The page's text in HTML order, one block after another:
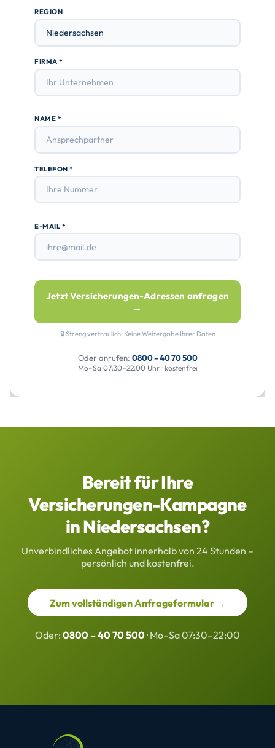
REGION
FIRMA *
NAME *
TELEFON *
E-MAIL *
Jetzt Versicherungen-Adressen anfragen
→
🔒 Streng vertraulich · Keine Weitergabe Ihrer Daten
Oder anrufen: 0800 – 40 70 500
Mo–Sa 07:30–22:00 Uhr · kostenfrei
Bereit für Ihre
Versicherungen-Kampagne
in Niedersachsen?
Unverbindliches Angebot innerhalb von 24 Stunden –
persönlich und kostenfrei.
Zum vollständigen Anfrageformular →
Oder: 0800 – 40 70 500· Mo–Sa 07:30–22:00